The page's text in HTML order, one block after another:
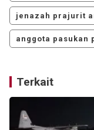
jenazah prajurit
anggota pasukan
Terkait